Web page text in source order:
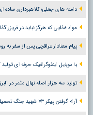
دامنه های جعلی؛ کلاهبرداری
مواد غذایی که هرگز نباید در فریزر
پیام معنادار عراقچی پس از سفر به
با موبایل اینفوگرافیک حرفه ای
تولید سه هزار اصله نهال مثمر در البرز
آرام گرفتن پیکر ۷۳ شهید جنگ تحمیلی در جوار امامزادگان استان البرز